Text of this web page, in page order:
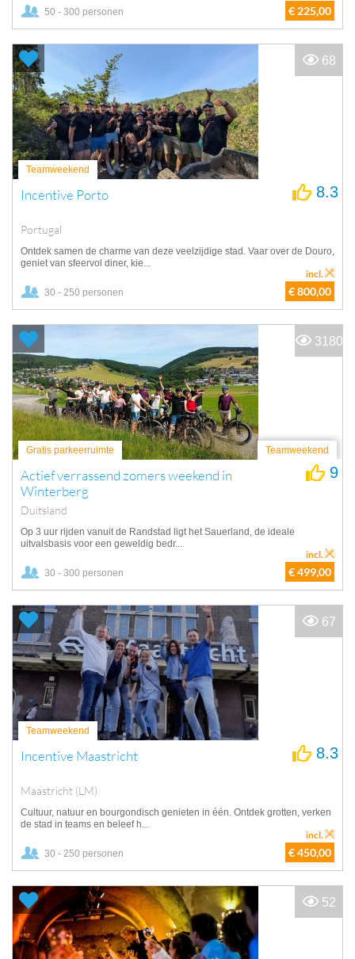
50 - 300 personen € 225,00
Teamweekend
Incentive Porto
Portugal
8.3
Ontdek samen de charme van deze veelzijdige stad. Vaar over de Douro,
geniet van sfeervol diner, kie...
30 - 250 personen € 800,00
incl.
68
Gratis parkeerruimte Teamweekend
Actief verrassend zomers weekend in
Winterberg
Duitsland
9
Op 3 uur rijden vanuit de Randstad ligt het Sauerland, de ideale
uitvalsbasis voor een geweldig bedr...
30 - 300 personen € 499,00
incl.
3180
Teamweekend
Incentive Maastricht
Maastricht (LM)
8.3
Cultuur, natuur en bourgondisch genieten in één. Ontdek grotten, verken
de stad in teams en beleef h...
30 - 250 personen € 450,00
incl.
67
52